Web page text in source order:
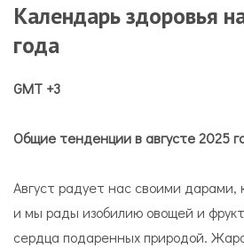
Календарь здоровья
года
GMT +3
Общие тенденции в августе 2025
Август радует нас своими дарами,
и мы рады изобилию овощей и
сердца подаренных природой.